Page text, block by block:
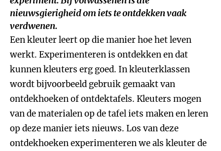
nieuwsgierigheid om iets te ontdekken vaak
verdwenen.
Een kleuter leert op die manier hoe het leven
werkt. Experimenteren is ontdekken en dat
kunnen kleuters erg goed. In kleuterklassen
wordt bijvoorbeeld gebruik gemaakt van
ontdekhoeken of ontdektafels. Kleuters mogen
van de materialen op de tafel iets maken en leren
op deze manier iets nieuws. Los van deze
ontdekhoeken experimenteren we als kleuter de